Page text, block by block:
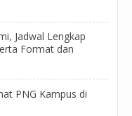
Jadwal Lengkap
Format dan
PNG Kampus di